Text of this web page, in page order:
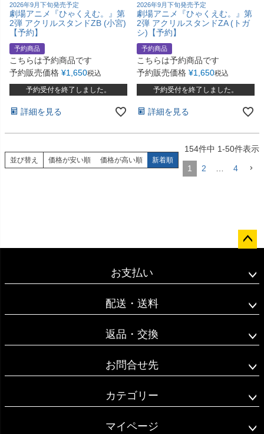
2026年9月下旬発売予定
劇場アニメ『ひゃくえむ。』第
2弾 アクリルスタンドZB (小宮)
【予約】
予約商品
こちらは予約商品です
予約販売価格 ¥1,650税込
予約受付を終了しました。
詳細を見る
2026年9月下旬発売予定
劇場アニメ『ひゃくえむ。』第
2弾 アクリルスタンドZA (トガ
シ)【予約】
予約商品
こちらは予約商品です
予約販売価格 ¥1,650税込
予約受付を終了しました。
詳細を見る
並び替え 価格が安い順 価格が高い順 新着順
154件中 1-50件表示
1 2 4
ップ
お支払い
配送・送料
返品・交換
お問合せ先
カテゴリー
マイページ